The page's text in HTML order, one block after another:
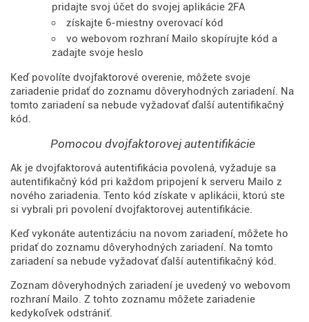
pridajte svoj účet do svojej aplikácie 2FA
získajte 6-miestny overovací kód
vo webovom rozhraní Mailo skopírujte kód a
zadajte svoje heslo
Keď povolíte dvojfaktorové overenie, môžete svoje
zariadenie pridať do zoznamu dôveryhodných zariadení. Na
tomto zariadení sa nebude vyžadovať ďalší autentifikačný
kód.
Pomocou dvojfaktorovej autentifikácie
Ak je dvojfaktorová autentifikácia povolená, vyžaduje sa
autentifikačný kód pri každom pripojení k serveru Mailo z
nového zariadenia. Tento kód získate v aplikácii, ktorú ste
si vybrali pri povolení dvojfaktorovej autentifikácie.
Keď vykonáte autentizáciu na novom zariadení, môžete ho
pridať do zoznamu dôveryhodných zariadení. Na tomto
zariadení sa nebude vyžadovať ďalší autentifikačný kód.
Zoznam dôveryhodných zariadení je uvedený vo webovom
rozhraní Mailo. Z tohto zoznamu môžete zariadenie
kedykoľvek odstrániť.